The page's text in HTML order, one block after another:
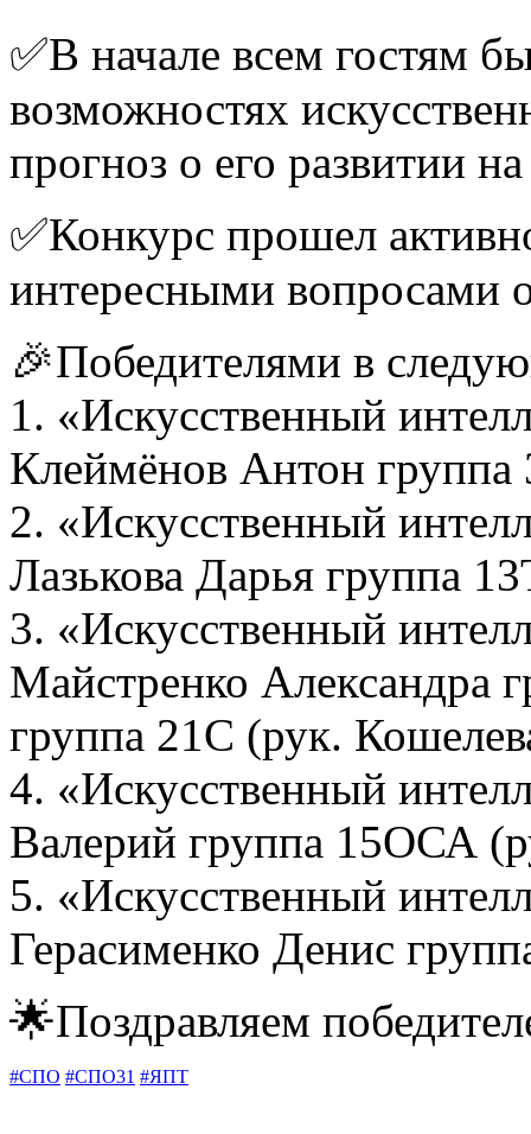
✅В начале всем гостям
возможностях
прогноз о его развитии
✅Конкурс прошел
интересными вопросами
🎉Победителями в
1. «Искусственный
Клеймёнов Антон
2. «Искусственный
Лазькова Дарья группа
3. «Искусственный
Майстренко Александра
группа 21С (рук.
4. «Искусственный
Валерий группа 15ОСА
5. «Искусственный
Герасименко Денис
🌟Поздравляем
#СПО #СПО31 #ЯПТ